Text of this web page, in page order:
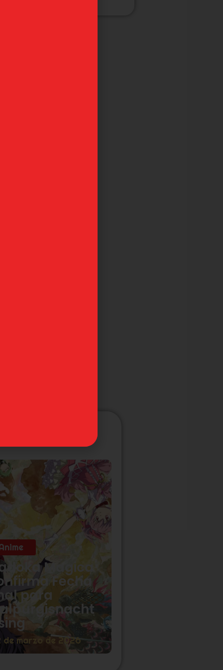
Magica
Fecha
para
de marzo de 2026